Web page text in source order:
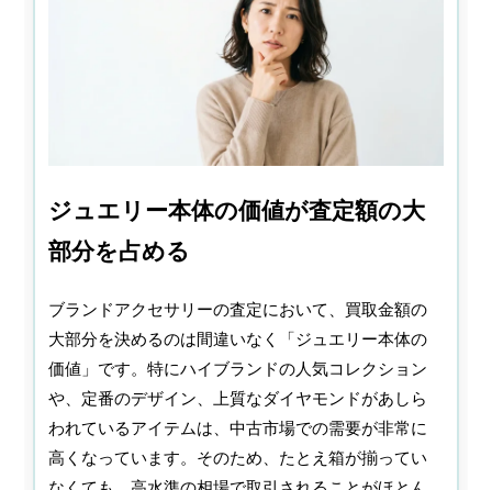
ジュエリー本体の価値が査定額の大
部分を占める
ブランドアクセサリーの査定において、買取金額の
大部分を決めるのは間違いなく「ジュエリー本体の
価値」です。特にハイブランドの人気コレクション
や、定番のデザイン、上質なダイヤモンドがあしら
われているアイテムは、中古市場での需要が非常に
高くなっています。そのため、たとえ箱が揃ってい